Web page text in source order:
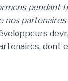
pendant
nos partenaires
dont